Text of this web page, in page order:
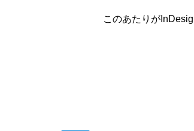
このあたりが